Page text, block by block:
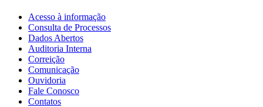
Acesso à informação
Consulta de Processos
Dados Abertos
Auditoria Interna
Correição
Comunicação
Ouvidoria
Fale Conosco
Contatos